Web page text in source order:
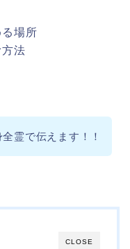
場所
法
霊で伝えます！！
CLOSE